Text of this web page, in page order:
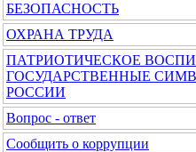
БЕЗОПАСНОСТЬ
ОХРАНА ТРУДА
ПАТРИОТИЧЕСКОЕ
ГОСУДАРСТВЕННЫЕ
РОССИИ
Вопрос - ответ
Сообщить о коррупции